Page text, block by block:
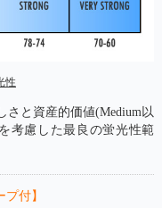
性
と資産的価値(Medium以
考慮した最良の蛍光性範
付】